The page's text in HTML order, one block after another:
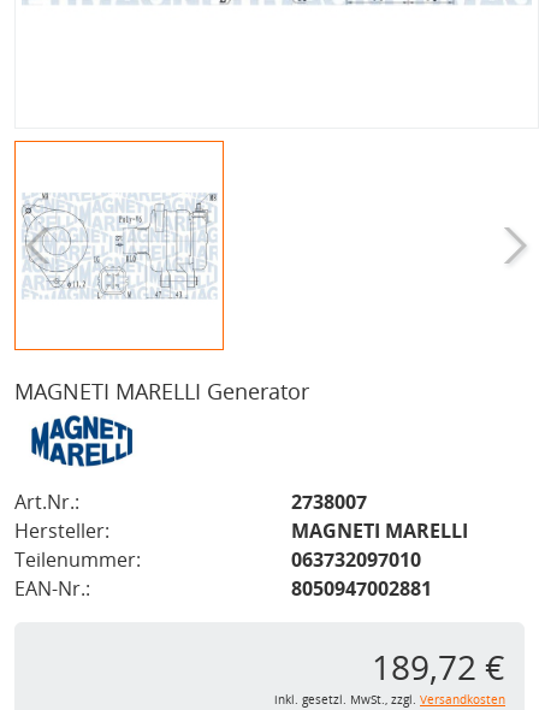
MAGNETI MARELLI Generator
Art.Nr.:
2738007
Hersteller:
MAGNETI MARELLI
Teilenummer:
063732097010
EAN-Nr.:
8050947002881
189,72 €
inkl. gesetzl. MwSt., zzgl. Versandkosten